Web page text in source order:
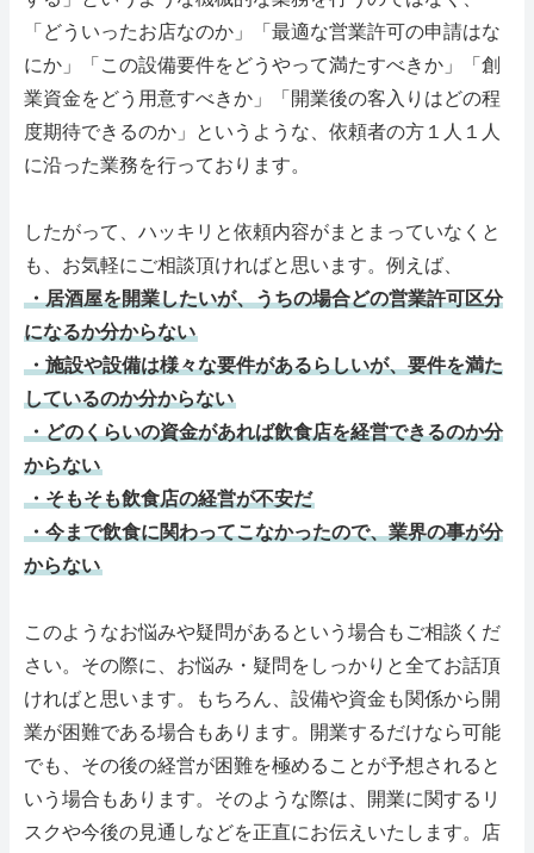
「どういったお店なのか」「最適な営業許可の申請はな
にか」「この設備要件をどうやって満たすべきか」「創
業資金をどう用意すべきか」「開業後の客入りはどの程
度期待できるのか」というような、依頼者の方１人１人
に沿った業務を行っております。
したがって、ハッキリと依頼内容がまとまっていなくと
も、お気軽にご相談頂ければと思います。例えば、
・居酒屋を開業したいが、うちの場合どの営業許可区分
になるか分からない
・施設や設備は様々な要件があるらしいが、要件を満た
しているのか分からない
・どのくらいの資金があれば飲食店を経営できるのか分
からない
・そもそも飲食店の経営が不安だ
・今まで飲食に関わってこなかったので、業界の事が分
からない
このようなお悩みや疑問があるという場合もご相談くだ
さい。その際に、お悩み・疑問をしっかりと全てお話頂
ければと思います。もちろん、設備や資金も関係から開
業が困難である場合もあります。開業するだけなら可能
でも、その後の経営が困難を極めることが予想されると
いう場合もあります。そのような際は、開業に関するリ
スクや今後の見通しなどを正直にお伝えいたします。店